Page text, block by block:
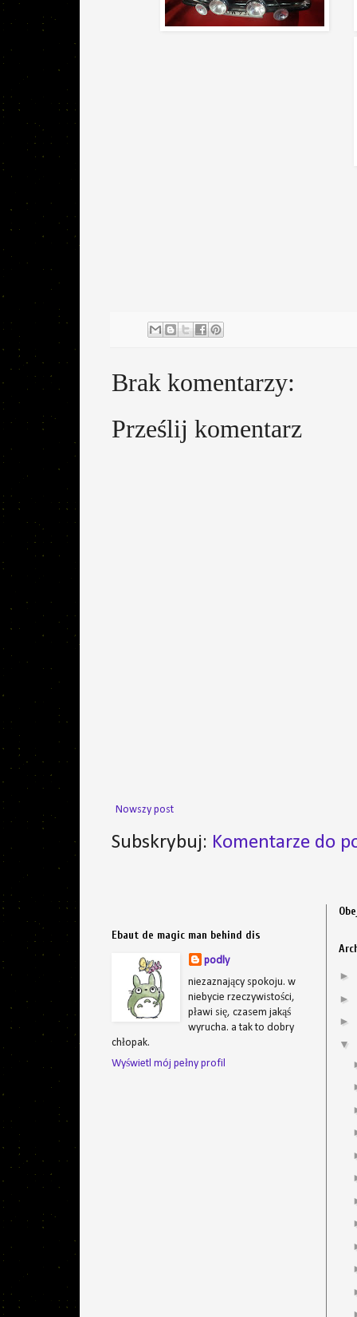
Brak komentarzy:
Prześlij komentarz
Nowszy post
Subskrybuj: Komentarze do
Ebaut de magic man behind dis
podly
niezaznający spokoju. w
niebycie rzeczywistości,
pławi się, czasem jakąś
wyrucha. a tak to dobry
chłopak.
Wyświetl mój pełny profil
►
►
►
▼